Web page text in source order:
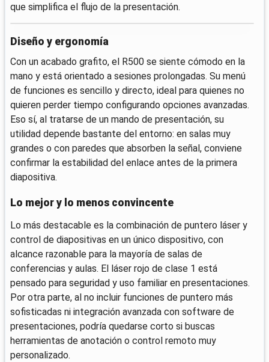
que simplifica el flujo de la presentación.
Diseño y ergonomía
Con un acabado grafito, el R500 se siente cómodo en la
mano y está orientado a sesiones prolongadas. Su menú
de funciones es sencillo y directo, ideal para quienes no
quieren perder tiempo configurando opciones avanzadas.
Eso sí, al tratarse de un mando de presentación, su
utilidad depende bastante del entorno: en salas muy
grandes o con paredes que absorben la señal, conviene
confirmar la estabilidad del enlace antes de la primera
diapositiva.
Lo mejor y lo menos convincente
Lo más destacable es la combinación de puntero láser y
control de diapositivas en un único dispositivo, con
alcance razonable para la mayoría de salas de
conferencias y aulas. El láser rojo de clase 1 está
pensado para seguridad y uso familiar en presentaciones.
Por otra parte, al no incluir funciones de puntero más
sofisticadas ni integración avanzada con software de
presentaciones, podría quedarse corto si buscas
herramientas de anotación o control remoto muy
personalizado.